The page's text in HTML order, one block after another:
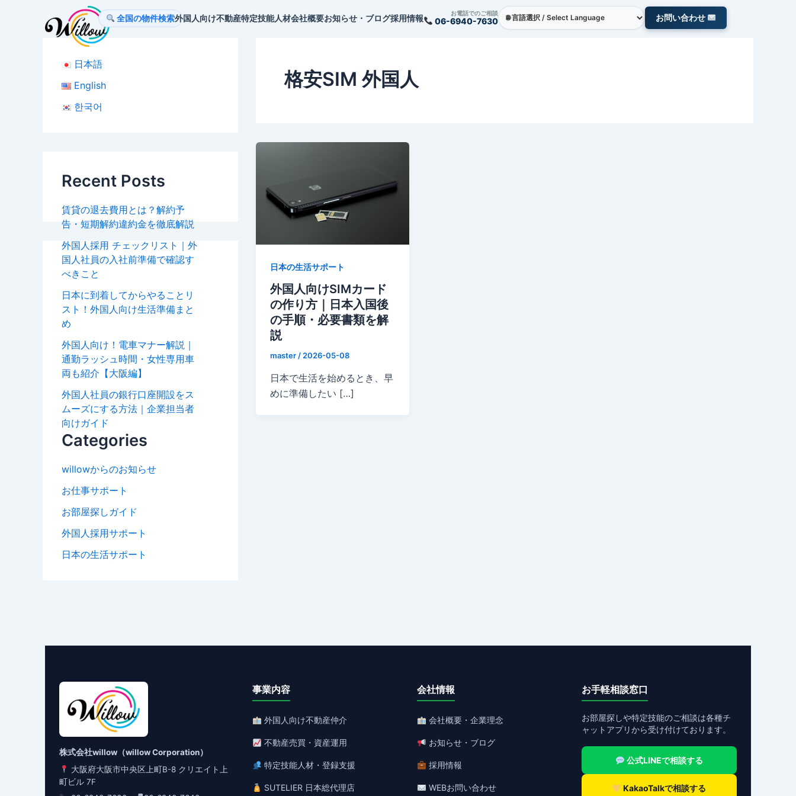
全国の物件検索外国人向け不動産特定技能人材会社概要お知らせ・ブログ採用情報
お電話でのご相談
06-6940-7630 お問い合わせ
日本語
English
한국어
Recent Posts
賃貸の退去費用とは？解約予
告・短期解約違約金を徹底解説
外国人採用 チェックリスト｜外
国人社員の入社前準備で確認す
べきこと
日本に到着してからやることリ
スト！外国人向け生活準備まと
め
外国人向け！電車マナー解説｜
通勤ラッシュ時間・女性専用車
両も紹介【大阪編】
外国人社員の銀行口座開設をス
ムーズにする方法｜企業担当者
向けガイド
Categories
willowからのお知らせ
お仕事サポート
お部屋探しガイド
外国人採用サポート
日本の生活サポート
格安SIM 外国人
日本の生活サポート
外国人向けSIMカード
の作り方｜日本入国後
の手順・必要書類を解
説
master/2026-05-08
日本で生活を始めるとき、早
めに準備したい […]
株式会社willow（willow Corporation）
大阪府大阪市中央区上町B-8 クリエイト上
町ビル 7F
事業内容
外国人向け不動産仲介
不動産売買・資産運用
特定技能人材・登録支援
SUTELIER 日本総代理店
会社情報
会社概要・企業理念
お知らせ・ブログ
採用情報
WEBお問い合わせ
お手軽相談窓口
お部屋探しや特定技能のご相談は各種チ
ャットアプリから受け付けております。
公式LINEで相談する
KakaoTalkで相談する